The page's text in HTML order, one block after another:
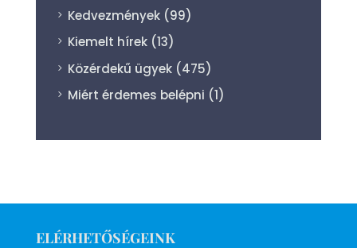
Kedvezmények (99)
Kiemelt hírek (13)
Közérdekű ügyek (475)
Miért érdemes belépni (1)
ELÉRHETŐSÉGEINK